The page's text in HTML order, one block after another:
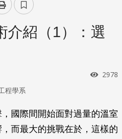
介紹（1）：選
瀏覽
2978
程學系
國際間開始面對過量的溫室
而最大的挑戰在於，這樣的